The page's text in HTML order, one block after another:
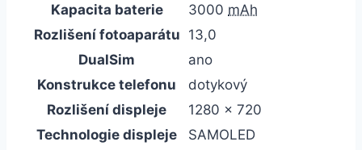
Kapacita baterie
3000 mAh
Rozlišení fotoaparátu 13,0
DualSim
ano
Konstrukce telefonu
dotykový
Rozlišení displeje
1280 x 720
Technologie displeje
SAMOLED